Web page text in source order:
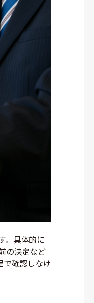
。具体的に
の決定など
で確認しなけ